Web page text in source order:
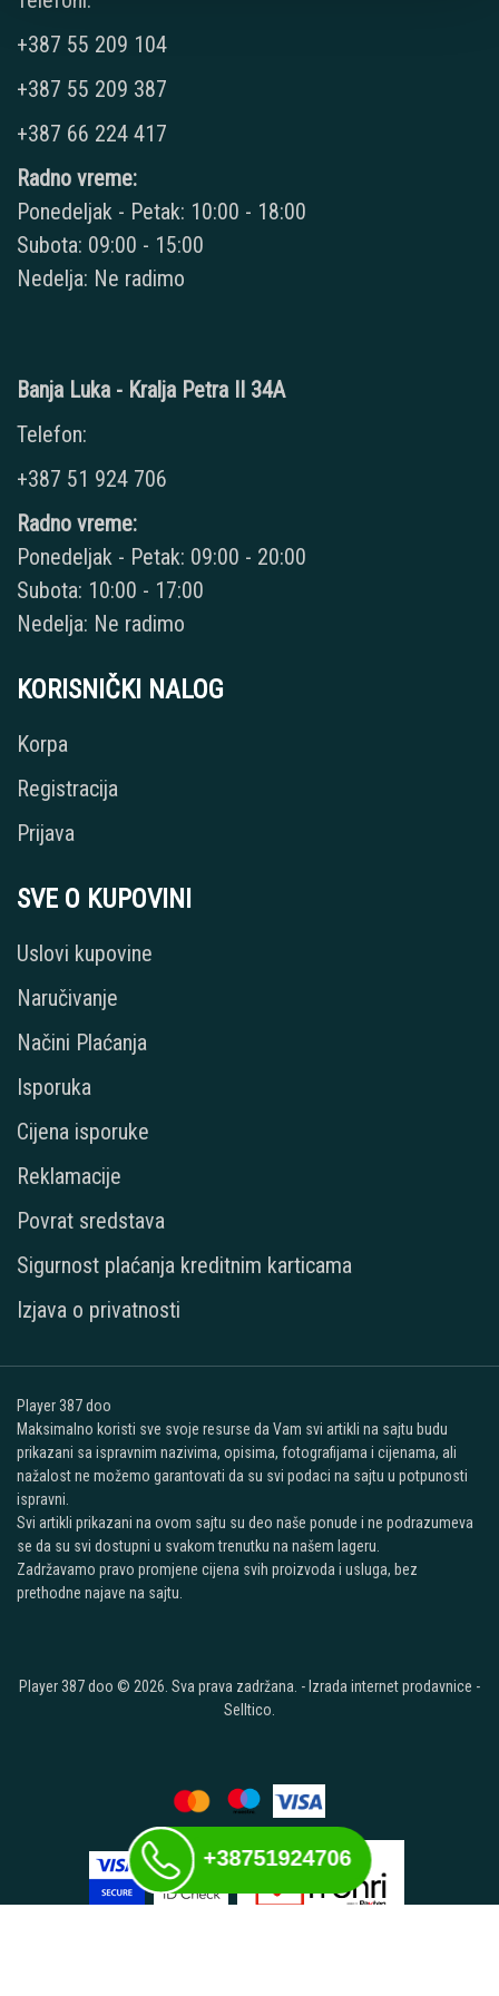
+387 55 209 104
+387 55 209 387
+387 66 224 417
Radno vreme:
Ponedeljak - Petak: 10:00 - 18:00
Subota: 09:00 - 15:00
Nedelja: Ne radimo
Banja Luka - Kralja Petra II 34A
Telefon:
+387 51 924 706
Radno vreme:
Ponedeljak - Petak: 09:00 - 20:00
Subota: 10:00 - 17:00
Nedelja: Ne radimo
KORISNIČKI NALOG
Korpa
Registracija
Prijava
SVE O KUPOVINI
Uslovi kupovine
Naručivanje
Načini Plaćanja
Isporuka
Cijena isporuke
Reklamacije
Povrat sredstava
Sigurnost plaćanja kreditnim karticama
Izjava o privatnosti
Player 387 doo
Maksimalno koristi sve svoje resurse da Vam svi artikli na sajtu budu
prikazani sa ispravnim nazivima, opisima, fotografijama i cijenama, ali
nažalost ne možemo garantovati da su svi podaci na sajtu u potpunosti
ispravni.
Svi artikli prikazani na ovom sajtu su deo naše ponude i ne podrazumeva
se da su svi dostupni u svakom trenutku na našem lageru.
Zadržavamo pravo promjene cijena svih proizvoda i usluga, bez
prethodne najave na sajtu.
Player 387 doo © 2026. Sva prava zadržana. - Izrada internet prodavnice -
Selltico.
+38751924706